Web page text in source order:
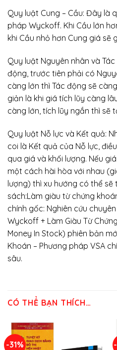
Quy luật Cung – Cầu: Đây là
pháp Wyckoff. Khi Cầu lớn
khi Cầu nhỏ hơn Cung giá sẽ
Quy luật Nguyên nhân và
động, trước tiên phải có
càng lớn thì Tác động sẽ
giản là khi giá tích lũy càng
càng lớn, tích lũy ngắn thì sẽ
Quy luật Nỗ lực và Kết quả:
coi là Kết quả của Nỗ lực,
qua giá và khối lượng. Nếu
một cách hài hòa với nhau
lượng) thì xu hướng có thể sẽ
sách:Làm giàu từ chứng
chính gốc: Nghiên cứu
Wyckoff + Làm Giàu Từ
Money In Stock) phiên bản
Khoán – Phương pháp VSA
sâu.
CÓ THỂ BẠN THÍCH…
-31%